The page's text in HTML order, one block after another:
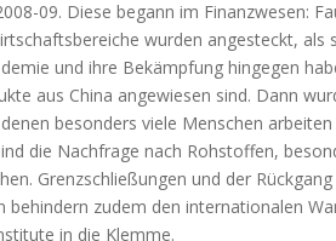
09. Diese begann im Finanzwesen:
wurden angesteckt, als
und ihre Bekämpfung hingegen
aus China angewiesen sind. Dann
besonders viele Menschen
die Nachfrage nach Rohstoffen,
Grenzschließungen und der
zudem den internationalen
in die Klemme.